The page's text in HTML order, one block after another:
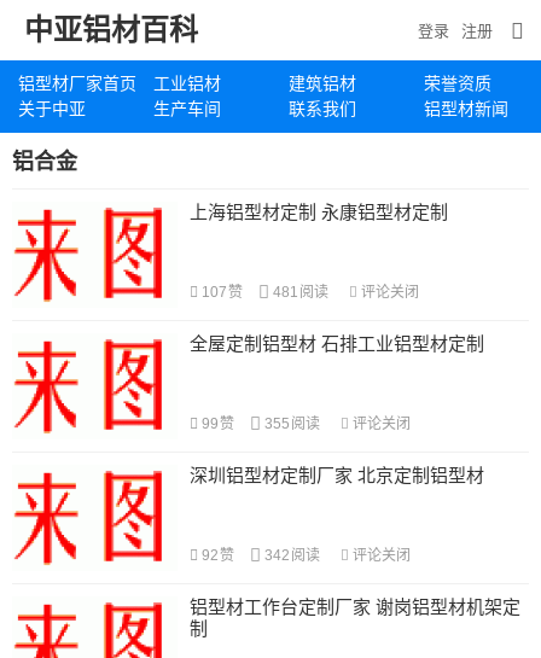
中亚铝材百科
铝型材厂家首页 工业铝材 建筑铝材
荣誉资质
关于中亚
生产车间 联系我们 铝型材新闻
登录 注册
铝合金
上海铝型材定制 永康铝型材定制
107 赞 481 阅读 评论关闭
全屋定制铝型材 石排工业铝型材定制
99 赞 355 阅读 评论关闭
深圳铝型材定制厂家 北京定制铝型材
92 赞 342 阅读 评论关闭
铝型材工作台定制厂家 谢岗铝型材机架定
制